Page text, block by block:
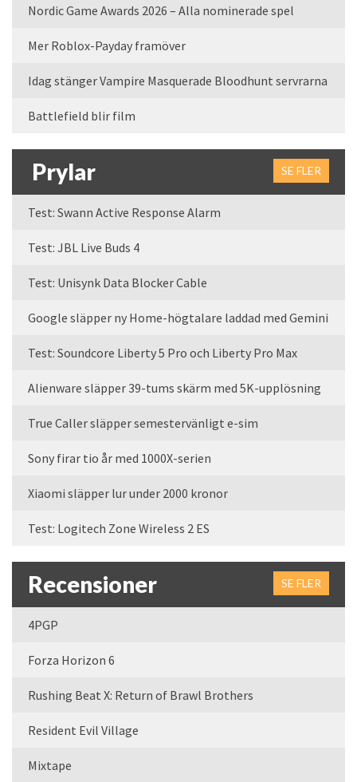
Nordic Game Awards 2026 – Alla nominerade spel
Mer Roblox-Payday framöver
Idag stänger Vampire Masquerade Bloodhunt servrarna
Battlefield blir film
Prylar SE FLER
Test: Swann Active Response Alarm
Test: JBL Live Buds 4
Test: Unisynk Data Blocker Cable
Google släpper ny Home-högtalare laddad med Gemini
Test: Soundcore Liberty 5 Pro och Liberty Pro Max
Alienware släpper 39-tums skärm med 5K-upplösning
True Caller släpper semestervänligt e-sim
Sony firar tio år med 1000X-serien
Xiaomi släpper lur under 2000 kronor
Test: Logitech Zone Wireless 2 ES
Recensioner SE FLER
4PGP
Forza Horizon 6
Rushing Beat X: Return of Brawl Brothers
Resident Evil Village
Mixtape